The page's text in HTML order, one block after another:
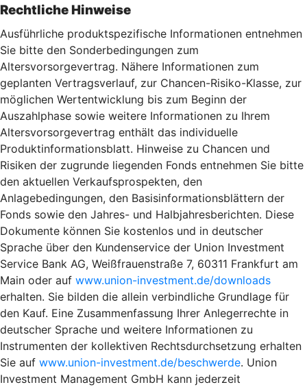
Rechtliche Hinweise
Ausführliche produktspezifische Informationen entnehmen
Sie bitte den Sonderbedingungen zum
Altersvorsorgevertrag. Nähere Informationen zum
geplanten Vertragsverlauf, zur Chancen-Risiko-Klasse, zur
möglichen Wertentwicklung bis zum Beginn der
Auszahlphase sowie weitere Informationen zu Ihrem
Altersvorsorgevertrag enthält das individuelle
Produktinformationsblatt. Hinweise zu Chancen und
Risiken der zugrunde liegenden Fonds entnehmen Sie bitte
den aktuellen Verkaufsprospekten, den
Anlagebedingungen, den Basisinformationsblättern der
Fonds sowie den Jahres- und Halbjahresberichten. Diese
Dokumente können Sie kostenlos und in deutscher
Sprache über den Kundenservice der Union Investment
Service Bank AG, Weißfrauenstraße 7, 60311 Frankfurt am
Main oder auf www.union-investment.de/downloads
erhalten. Sie bilden die allein verbindliche Grundlage für
den Kauf. Eine Zusammenfassung Ihrer Anlegerrechte in
deutscher Sprache und weitere Informationen zu
Instrumenten der kollektiven Rechtsdurchsetzung erhalten
Sie auf www.union-investment.de/beschwerde. Union
Investment Management GmbH kann jederzeit